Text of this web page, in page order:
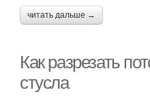
читать дальше →
Как разрезать
стусла